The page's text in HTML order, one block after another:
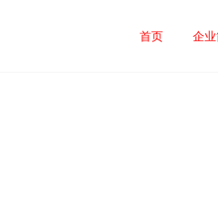
首页 企